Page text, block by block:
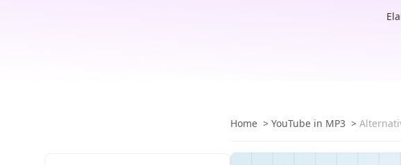
Home > YouTube in MP3 >